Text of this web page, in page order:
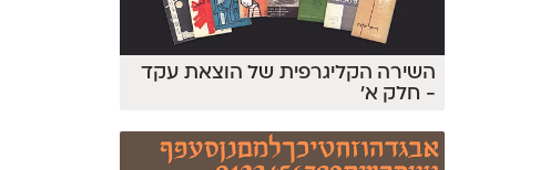
השירה הקליגרפית של הוצאת עקד
- חלק א'